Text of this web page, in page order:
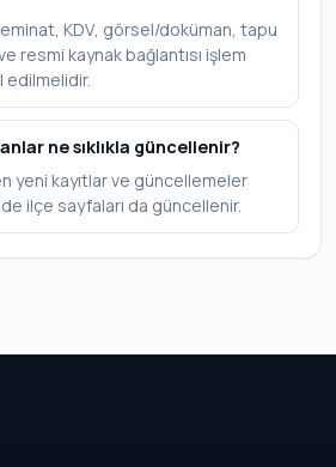
KDV, görsel/doküman, tapu
resmi kaynak bağlantısı işlem
ne sıklıkla güncellenir?
yeni kayıtlar ve güncellemeler
ilçe sayfaları da güncellenir.